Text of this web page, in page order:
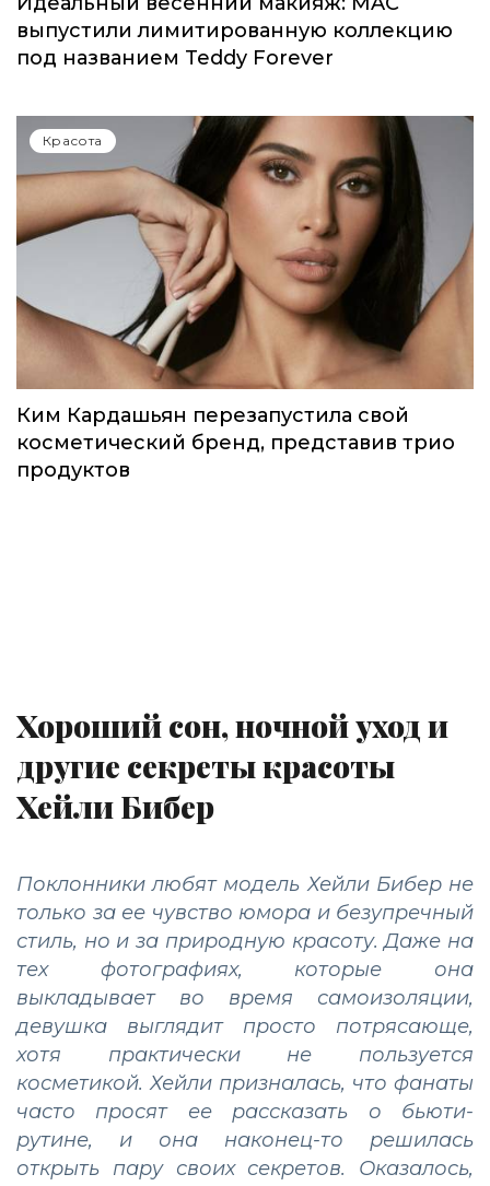
выпустили лимитированную коллекцию
под названием Teddy Forever
Красота
Ким Кардашьян перезапустила свой
косметический бренд, представив трио
продуктов
Хороший сон, ночной уход и
другие секреты красоты
Хейли Бибер
Поклонники любят модель Хейли Бибер не
только за ее чувство юмора и безупречный
стиль, но и за природную красоту. Даже на
тех фотографиях, которые она
выкладывает во время самоизоляции,
девушка выглядит просто потрясающе,
хотя практически не пользуется
косметикой. Хейли призналась, что фанаты
часто просят ее рассказать о бьюти-
рутине, и она наконец-то решилась
открыть пару своих секретов. Оказалось,